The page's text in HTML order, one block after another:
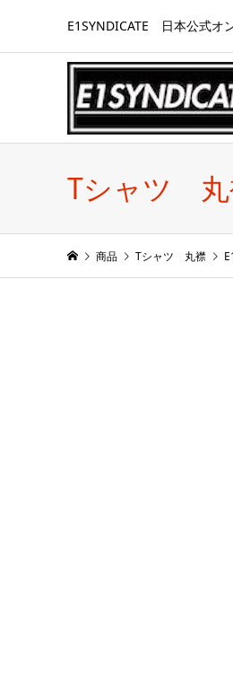
E1SYNDICATE 日本公式オ
Tシャツ 丸
商品 Tシャツ 丸襟